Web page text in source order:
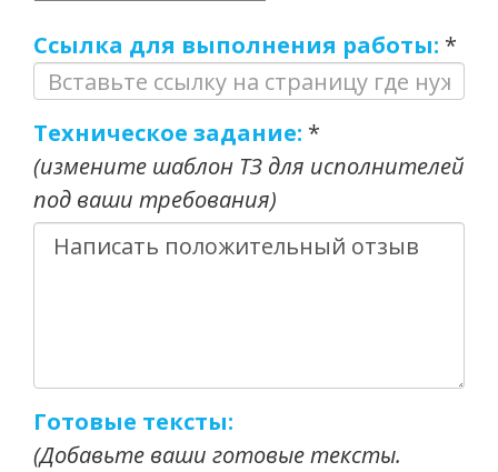
Ссылка для выполнения работы: *
Техническое задание: *
(измените шаблон ТЗ для исполнителей
под ваши требования)
Готовые тексты:
(Добавьте ваши готовые тексты.